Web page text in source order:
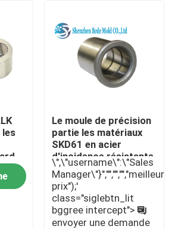
les
Le moule de précision
partie les matériaux
SKD61 en acier
d'incidence résistante
à l'usure élevée de
bagues de guide
\",\"username\":\"Sales
Manager\"}","","","","meilleur
prix");'
class="siglebtn_lit
bggree intercept">
envoyer une demande